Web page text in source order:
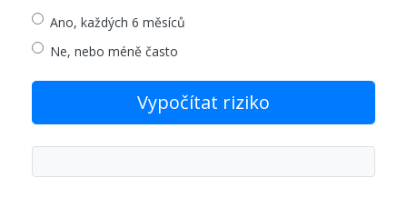
Ano, každých 6 měsíců
Ne, nebo méně často
Vypočítat riziko